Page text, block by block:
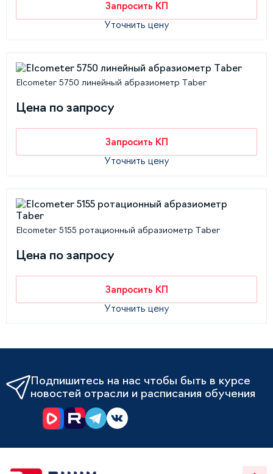
Запросить КП
Уточнить цену
Elcometer 5750 линейный абразиометр Taber
Цена по запросу
Запросить КП
Уточнить цену
Elcometer 5155 ротационный абразиометр Taber
Цена по запросу
Запросить КП
Уточнить цену
Подпишитесь на нас чтобы быть в курсе
новостей отрасли и расписания обучения